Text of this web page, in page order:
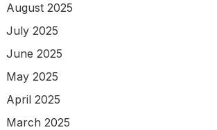
August 2025
July 2025
June 2025
May 2025
April 2025
March 2025